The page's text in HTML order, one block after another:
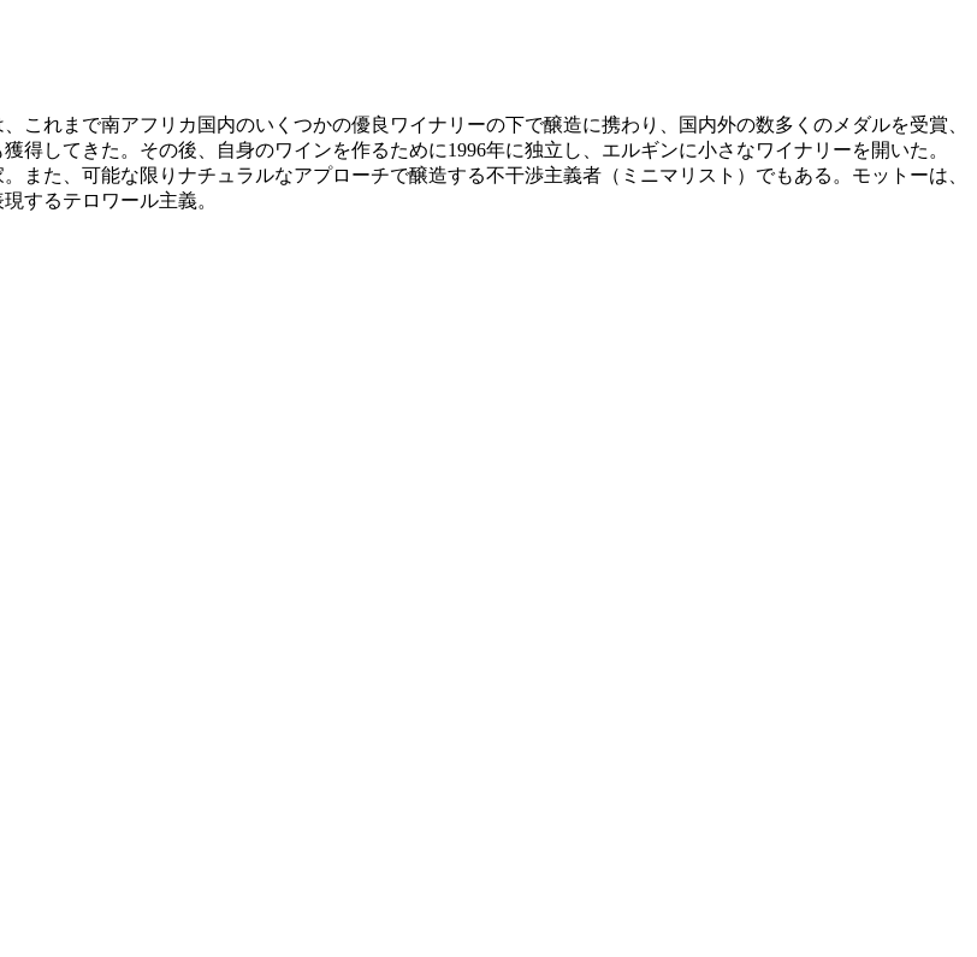
これまで南アフリカ国内のいくつかの優良ワイナリーの下で醸造に携わり、国内外の数多くのメダルを受賞、
してきた。その後、自身のワインを作るために1996年に独立し、エルギンに小さなワイナリーを開いた。
また、可能な限りナチュラルなアプローチで醸造する不干渉主義者（ミニマリスト）でもある。モットーは、
するテロワール主義。